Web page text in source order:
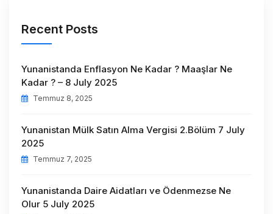
Recent Posts
Yunanistanda Enflasyon Ne Kadar ? Maaşlar Ne
Kadar ? – 8 July 2025
Temmuz 8, 2025
Yunanistan Mülk Satın Alma Vergisi 2.Bölüm 7 July
2025
Temmuz 7, 2025
Yunanistanda Daire Aidatları ve Ödenmezse Ne
Olur 5 July 2025